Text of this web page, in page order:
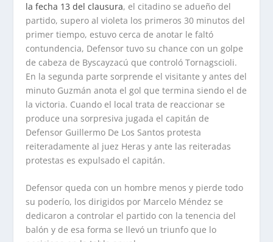
la fecha 13 del clausura, el citadino se adueño del
partido, supero al violeta los primeros 30 minutos del
primer tiempo, estuvo cerca de anotar le faltó
contundencia, Defensor tuvo su chance con un golpe
de cabeza de Byscayzacú que controló Tornagscioli.
En la segunda parte sorprende el visitante y antes del
minuto Guzmán anota el gol que termina siendo el de
la victoria. Cuando el local trata de reaccionar se
produce una sorpresiva jugada el capitán de
Defensor Guillermo De Los Santos protesta
reiteradamente al juez Heras y ante las reiteradas
protestas es expulsado el capitán.
Defensor queda con un hombre menos y pierde todo
su poderío, los dirigidos por Marcelo Méndez se
dedicaron a controlar el partido con la tenencia del
balón y de esa forma se llevó un triunfo que lo